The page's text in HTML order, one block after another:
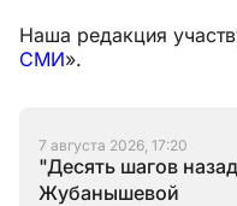
Наша редакция
СМИ».
7 августа 2026, 17:20
"Десять шагов
Жубанышевой